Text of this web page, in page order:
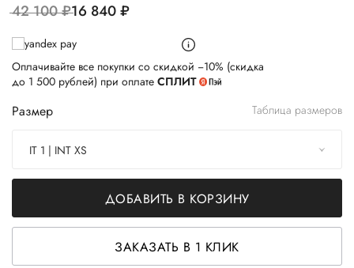
42 100руб.16 840руб.
Оплачивайте все покупки со скидкой −10% (скидка
до 1 500 рублей) при оплате СПЛИТ
Размер Таблица размеров
IT 1 | INT XS
ДОБАВИТЬ В КОРЗИНУ
ЗАКАЗАТЬ В 1 КЛИК